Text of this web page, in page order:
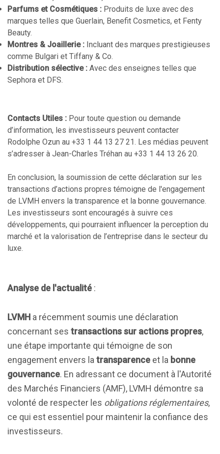
Parfums et Cosmétiques : Produits de luxe avec des
marques telles que Guerlain, Benefit Cosmetics, et Fenty
Beauty.
Montres & Joaillerie : Incluant des marques prestigieuses
comme Bulgari et Tiffany & Co.
Distribution sélective : Avec des enseignes telles que
Sephora et DFS.
Contacts Utiles : Pour toute question ou demande
d’information, les investisseurs peuvent contacter
Rodolphe Ozun au +33 1 44 13 27 21. Les médias peuvent
s’adresser à Jean-Charles Tréhan au +33 1 44 13 26 20.
En conclusion, la soumission de cette déclaration sur les
transactions d’actions propres témoigne de l'engagement
de LVMH envers la transparence et la bonne gouvernance.
Les investisseurs sont encouragés à suivre ces
développements, qui pourraient influencer la perception du
marché et la valorisation de l’entreprise dans le secteur du
luxe.
Analyse de l'actualité :
LVMH a récemment soumis une déclaration
concernant ses transactions sur actions propres,
une étape importante qui témoigne de son
engagement envers la transparence et la bonne
gouvernance. En adressant ce document à l'Autorité
des Marchés Financiers (AMF), LVMH démontre sa
volonté de respecter les obligations réglementaires,
ce qui est essentiel pour maintenir la confiance des
investisseurs.